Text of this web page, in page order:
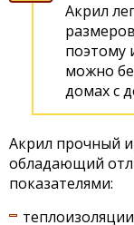
Акрил
поэтому
можно
домах с
Акрил прочный
обладающий
показателями: